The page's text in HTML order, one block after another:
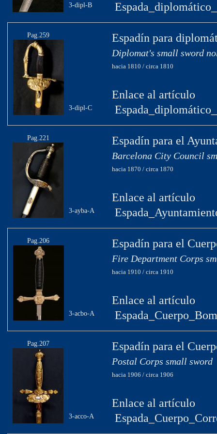
3-dipl-B
Pag.259
3-dipl-C
Espadín para
Diplomat's small sword
hacia 1810 / circa 1810
Enlace al artículo
Pag.221
3-ayba-A
Espadín para el
Barcelona City Council
hacia 1870 / circa 1870
Enlace al artículo
Pag.206
3-acbo-A
Espadín para el
Fire Department Corps
hacia 1910 / circa 1910
Enlace al artículo
Pag.207
3-acco-A
Espadín para el
Postal Corps small sword
hacia 1906 / circa 1906
Enlace al artículo